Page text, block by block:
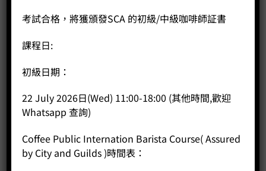
後，可在任何時候到觀塘店智能櫃取貨或在紅磡Coffee
六出貨，為慶祝新服務推出，最新咖啡豆資訊,可在我們網
頁,FB或IG得到:
網頁: https://hkcoffeepublic.com/
IG: https://www.instagram.com/coffeepublicltd/
考試合格，將獲頒發SCA 的初級/中級咖啡師証書
課程日:
初級日期：
22 July 2026日(Wed) 11:00-18:00 (其他時間,歡迎
Whatsapp 查詢)
Coffee Public Internation Barista Course( Assured
by City and Guilds )時間表：